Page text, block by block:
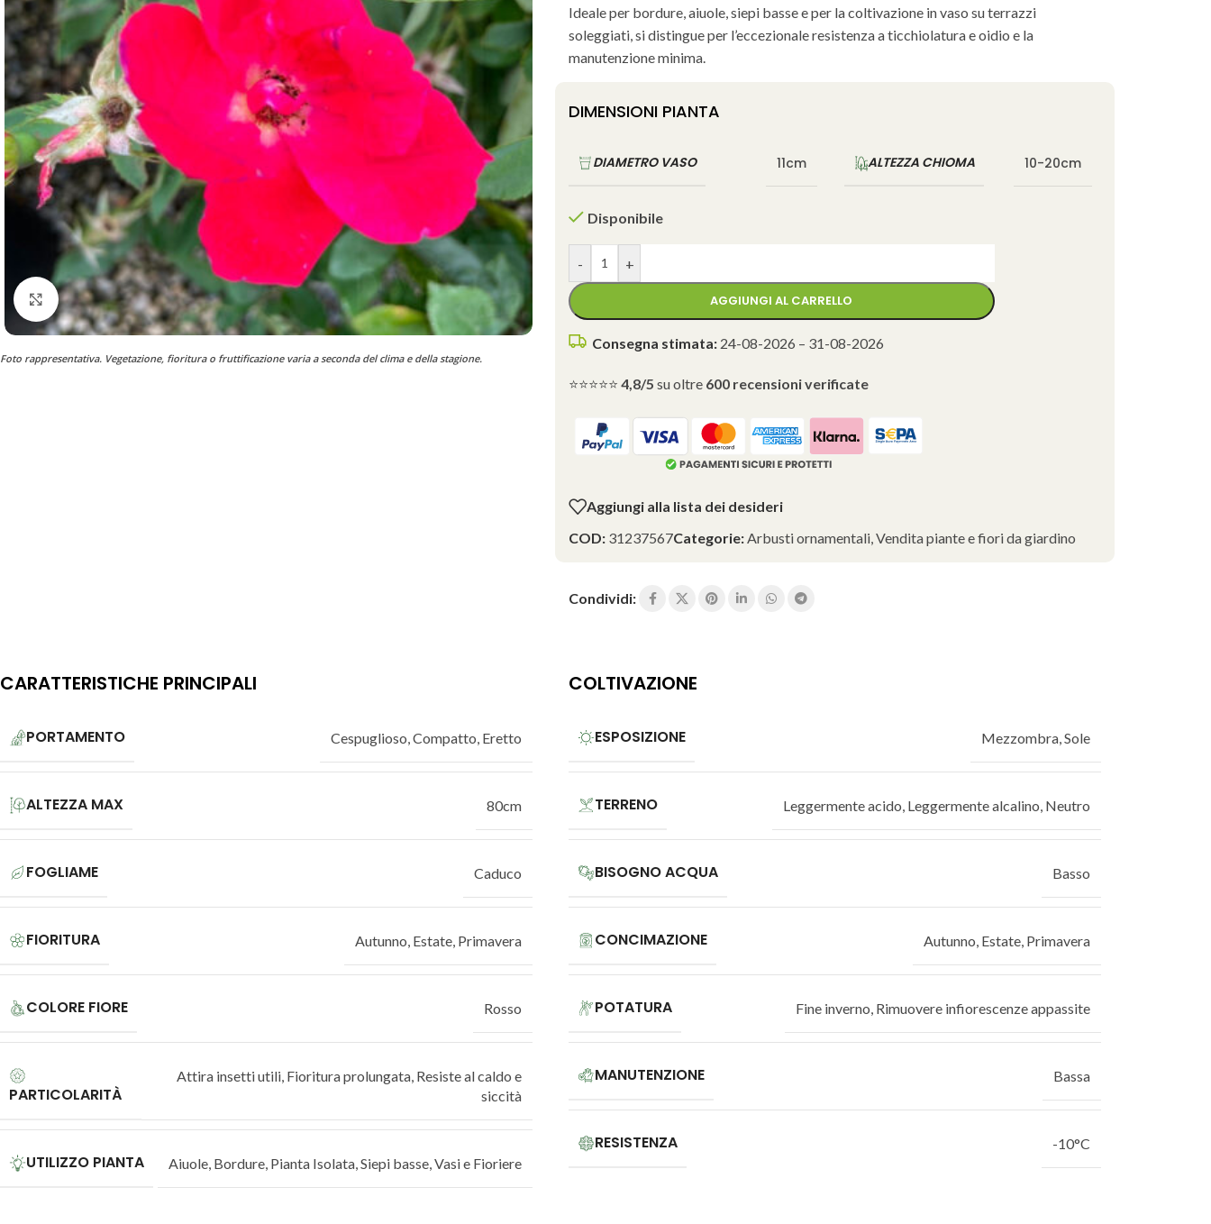
Clicca per ingrandire
Foto rappresentativa. Vegetazione, fioritura o fruttificazione varia a seconda del clima e della stagione.
Ideale per bordure, aiuole, siepi basse e per la coltivazione in vaso su terrazzi
soleggiati, si distingue per l’eccezionale resistenza a ticchiolatura e oidio e la
manutenzione minima.
DIMENSIONI PIANTA
DIAMETRO VASO 11cm ALTEZZA CHIOMA 10-20cm
Disponibile
- +
AGGIUNGI AL CARRELLO
Consegna stimata: 24-08-2026 – 31-08-2026
⭐⭐⭐⭐⭐ 4,8/5 su oltre 600 recensioni verificate
Aggiungi alla lista dei desideri
COD: 31237567Categorie:Arbusti ornamentali,Vendita piante e fiori da giardino
Condividi:
CARATTERISTICHE PRINCIPALI
PORTAMENTO Cespuglioso Compatto Eretto
ALTEZZA MAX 80cm
FOGLIAME Caduco
FIORITURA Autunno Estate Primavera
COLORE FIORE Rosso
PARTICOLARITÀ
Attira insetti utili Fioritura prolungata Resiste al caldo e
siccità
UTILIZZO PIANTA Aiuole Bordure Pianta Isolata Siepi basse Vasi e Fioriere
COLTIVAZIONE
ESPOSIZIONE Mezzombra Sole
TERRENO Leggermente acido Leggermente alcalino Neutro
BISOGNO ACQUA Basso
CONCIMAZIONE Autunno Estate Primavera
POTATURA Fine inverno Rimuovere infiorescenze appassite
MANUTENZIONE Bassa
RESISTENZA -10°C